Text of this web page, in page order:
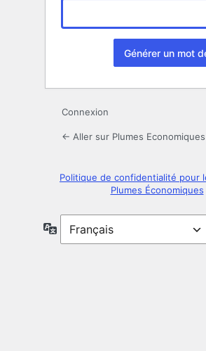
Connexion
← Aller sur Plumes Economiques
Politique de confidentialité pour
Plumes Économiques
Langue